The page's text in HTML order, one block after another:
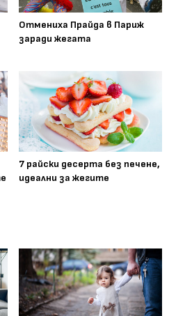
Отмениха Прайда в Париж
заради жегата
7 райски десерта без печене,
идеални за жегите